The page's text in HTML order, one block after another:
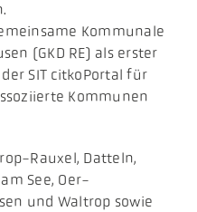
Kommunale
(GKD RE) als erster
SIT citkoPortal für
Kommunen
Rauxel, Datteln,
See, Oer-
und Waltrop sowie